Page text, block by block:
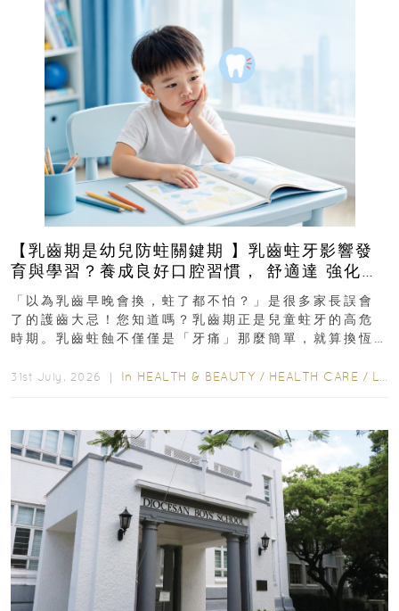
【乳齒期是幼兒防蛀關鍵期 】乳齒蛀牙影響發
育與學習？養成良好口腔習慣， 舒適達 強化琺
瑯質 兒童牙膏防護指南
「以為乳齒早晚會換，蛀了都不怕？」是很多家長誤會
了的護齒大忌！您知道嗎？乳齒期正是兒童蛀牙的高危
時期。乳齒蛀蝕不僅僅是「牙痛」那麼簡單，就算換恆
31st July, 2026 ｜ In HEALTH & BEAUTY / HEALTH CARE / LIFESTYLE